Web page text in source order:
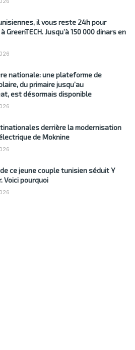
il vous reste 24h pour
GreenTECH. Jusqu’à 150 000 dinars en
nationale: une plateforme de
du primaire jusqu’au
est désormais disponible
derrière la modernisation
de Moknine
ce jeune couple tunisien séduit Y
Voici pourquoi